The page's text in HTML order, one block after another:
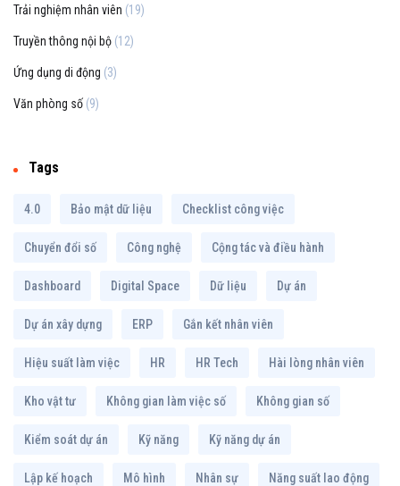
Trải nghiệm nhân viên (19)
Truyền thông nội bộ (12)
Ứng dụng di động (3)
Văn phòng số (9)
Tags
4.0 Bảo mật dữ liệu Checklist công việc
Chuyển đổi số Công nghệ Cộng tác và điều hành
Dashboard Digital Space Dữ liệu Dự án
Dự án xây dựng ERP Gắn kết nhân viên
Hiệu suất làm việc HR HR Tech Hài lòng nhân viên
Kho vật tư Không gian làm việc số Không gian số
Kiểm soát dự án Kỹ năng Kỹ năng dự án
Lập kế hoạch Mô hình Nhân sự Năng suất lao động